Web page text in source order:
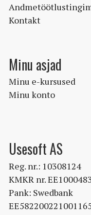
Kontakt
Minu asjad
Minu e-kursused
Minu konto
Usesoft AS
Reg. nr.: 10308124
KMKR nr.
Pank: Swedbank